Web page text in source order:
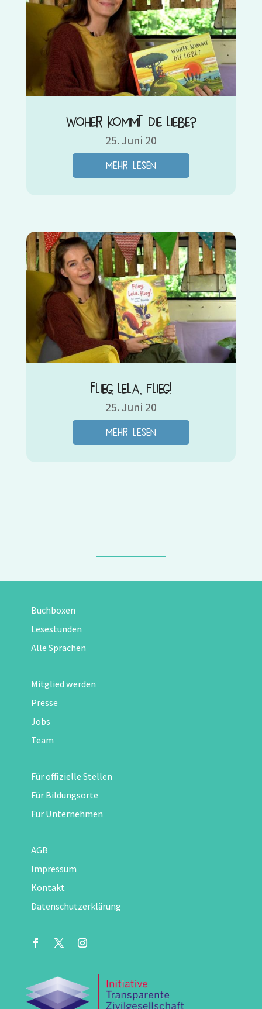
Woher kommt die Liebe?
25. Juni 20
mehr lesen
Flieg, Lela, flieg!
25. Juni 20
mehr lesen
Buchboxen
Lesestunden
Alle Sprachen
Mitglied werden
Presse
Jobs
Team
Für offizielle Stellen
Für Bildungsorte
Für Unternehmen
AGB
Impressum
Kontakt
Datenschutzerklärung